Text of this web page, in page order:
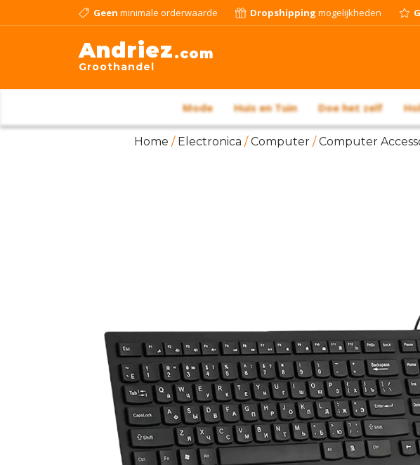
Geen minimale orderwaarde Dropshipping mogelijkheden
Andriez.com
Groothandel
Mode Huis en Tuin Doe het zelf
Home / Electronica /Computer/Computer